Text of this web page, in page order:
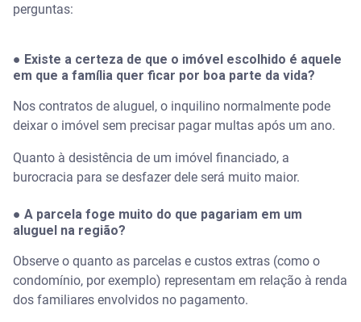
perguntas:
● Existe a certeza de que o imóvel escolhido é aquele
em que a família quer ficar por boa parte da vida?
Nos contratos de aluguel, o inquilino normalmente pode
deixar o imóvel sem precisar pagar multas após um ano.
Quanto à desistência de um imóvel financiado, a
burocracia para se desfazer dele será muito maior.
● A parcela foge muito do que pagariam em um
aluguel na região?
Observe o quanto as parcelas e custos extras (como o
condomínio, por exemplo) representam em relação à renda
dos familiares envolvidos no pagamento.